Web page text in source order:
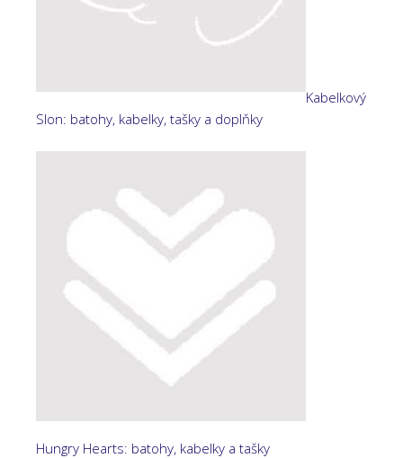
Kabelkový
Slon: batohy, kabelky, tašky a doplňky
Hungry Hearts: batohy, kabelky a tašky